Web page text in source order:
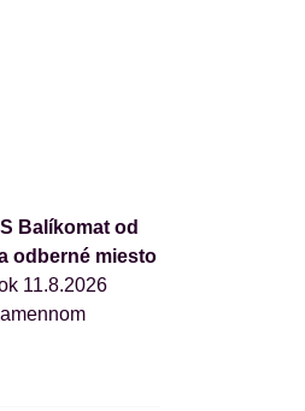
Balíkomat od
odberné miesto
11.8.2026